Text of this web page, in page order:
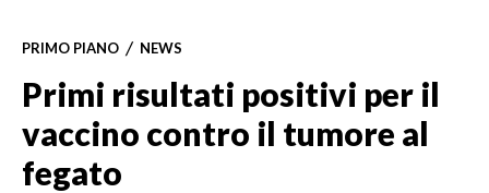
PRIMO PIANO NEWS
Primi risultati positivi per il
vaccino contro il tumore al
fegato